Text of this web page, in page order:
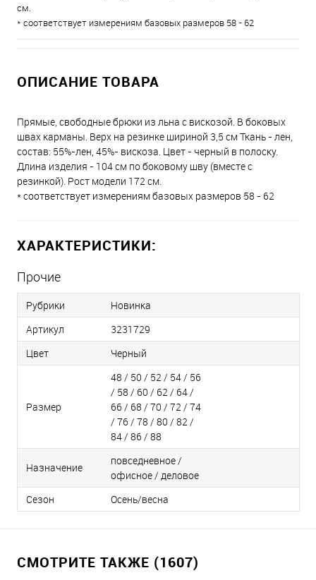
см.
* соответствует измерениям базовых размеров 58 - 62
ОПИСАНИЕ ТОВАРА
Прямые, свободные брюки из льна с вискозой. В боковых
швах карманы. Верх на резинке шириной 3,5 см Ткань - лен,
состав: 55%-лен, 45%- вискоза. Цвет - черный в полоску.
Длина изделия - 104 см по боковому шву (вместе с
резинкой). Рост модели 172 см.
* соответствует измерениям базовых размеров 58 - 62
ХАРАКТЕРИСТИКИ:
Прочие
Рубрики
Новинка
Артикул
3231729
Цвет
Черный
Размер
48 / 50 / 52 / 54 / 56
/ 58 / 60 / 62 / 64 /
66 / 68 / 70 / 72 / 74
/ 76 / 78 / 80 / 82 /
84 / 86 / 88
Назначение
повседневное /
офисное / деловое
Сезон
Осень/весна
СМОТРИТЕ ТАКЖЕ (1607)